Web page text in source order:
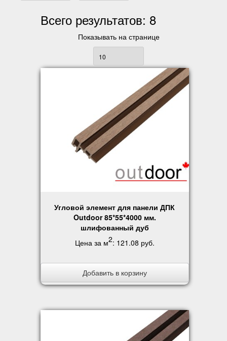
Всего результатов: 8
Показывать на странице
Угловой элемент для панели ДПК
Outdoor 85*55*4000 мм.
шлифованный дуб
Цена за м2: 121.08 руб.
Добавить в корзину